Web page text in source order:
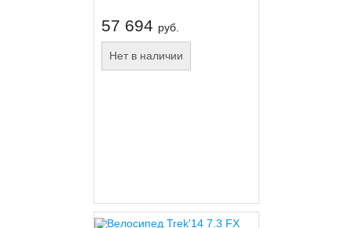
57 694 руб.
Нет в наличии